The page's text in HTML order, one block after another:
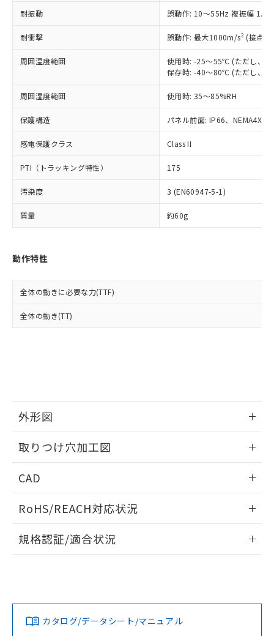
耐振動 誤動作: 10～55Hz 複振幅
耐衝撃 誤動作: 最大1000m/s2 (接点
周囲温度範囲
使用時: -25～55℃ (ただし、氷
保存時: -40～80℃ (ただし、氷
周囲湿度範囲 使用時: 35～85%RH
保護構造 パネル前面: IP66、NEMA4X,
感電保護クラス Class II
PTI（トラッキング特性） 175
汚染度 3 (EN60947-5-1)
質量 約60g
動作特性
全体の動きに必要な力(TTF)
全体の動き(TT)
外形図
取りつけ穴加工図
CAD
ドすることができます。
ログイン/会員登録
ダウンロードデータをご利用いただく前に、以下を必ずお読
みください。
ソフトウェアの使用条件
RoHS/REACH対応状況
EU RoHS 注意事項・凡例
対応済み
規格認証/適合状況
カタログ/データシート/マニュアル
記載している更新日時点での社内デー
タに基づき作成されるものであり、閲
覧された時点での実際の在庫および標
準価格とは異なる場合があることをご
正式な納期状況および標準価格はお客
様のお取引先、またはお客様担当のオ
ムロン制御機器販売店・当社販売員に
オムロン制御機器販売店や当社販売拠
販売ネットワーク
」をご確認
ください。
在庫状況および標準価格結果を当社の
事前の承諾なく第三者に漏洩または開
示しないようお願いします。
マイパーツ機能（部品リスト作成サー
ビス）をご利用いただくには、I-Web
メンバーズにご登録されている必要が
および当社の共同利用者が、当社の製
品・サービスに関するお客様との取
をご了承ください。
※当社の共同利用者とは、"個人情報
鉛(Pb) 1000ppm以下、 水銀(Hg) 1000ppm以下、 カド
六価クロム(Cr(Ⅵ)) 1000ppm以下、ポリ臭化ビフェニル
類(PBB) 1000ppm以下、ポリ臭化ジフェニルエーテル類
(PBDE) 1000ppm以下、フタル酸ビス(2-エチルヘキシ
ル) (DEHP)(別名：DOP) 1000ppm以下、フタル酸ブチ
ルベンジル（BBP） 1000ppm以下、フタル酸ジブチル
（DBP） 1000ppm以下、フタル酸ジイソブチル
(DIBP) 1000ppm以下
但し、RoHS指令で産業用監視および制御機器に対する
適用除外項目は除く。
フタル酸エステル類の４物質については閾値を超える意
図的な使用がないことを確認しています。
※2 対応予定月
部品在庫の切り替え状況などにより、予定
月が前後することがあります。
下記の非含有証明書をダウンロードするこ
とができます。
EU RoHS指令（10物質）の非含有証明書
物質の対応では、対応完了までの期間は出
荷製品に未対応品が混在することから備考
既に当社にて対応品への在庫切替を完了
していることから、特段のことがない限
り、2022年1月12日より割愛しておりま
*中国RoHS10物質の基準値 (GB/T26572)：
Pb(鉛) :1000ppm、 Hg(水銀) : 1000ppm、 Cd(カドミウ
Cr(Ⅵ)(六価クロム) : 1000ppm、 PBBs(ポリ臭化ビフェ
ニル類) : 1000ppm、 PBDEs(ポリ臭化ジフェニルエーテ
ル) : 1000ppm、
DEHP(フタル酸ビス(2-エチルヘキシル)) : 1000ppm
※2 環境保護使用期限
「ｅ」：有害物質（10物質）のすべてが基
準値以下であることを示します。
「10」：通常の使用状況下において有害物
質が外部に漏えいし、環境に深刻な影響を
及ぼさない年数を意味します。
（以下｢規制貨物等」という）を輸出
または国外への提供する場合は、日本
国政府の輸出許可(または役務取引許
可)を取得するなどの必要な手続きを
当社は規制貨物を破棄する場合は、完
全に破砕するなど、違法に輸出されな
いよう必要な手段を講じます。
当社は貴社製品を、核兵器、ミサイ
ル、化学兵器、生物兵器またはその他
武器並びにこれらの製造装置等に一切
使用いたしません。
当社は、貴社製品を第三者に販売する
場合は、上記1、2および3の内容を当
該第三者に通知します。また当社は、
販売先および販売に係わる関係者が違
法に輸出するおそれがある場合は、取
り引きをいたしません。
○ 一定数以上の在庫あり
△ 一定数には満たないが在庫あり
在庫なし(最新の在庫状況につ
いては、お客様のお取引先、ま
たはお客様担当のオムロン制御
機器販売店・当社販売員にご確
認ください)
受注生産機種、また在庫状況の
情報を公開していない機種